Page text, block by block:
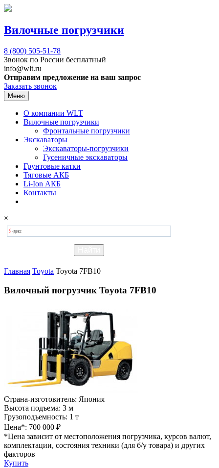
Вилочные погрузчики
8 (800) 505-51-78
Звонок по России бесплатный
info@wlt.ru
Отправим предложение на ваш запрос
Заказать звонок
Меню
О компании WLT
Вилочные погрузчики
Фронтальные погрузчики
Экскаваторы
Экскаваторы-погрузчики
Гусеничные экскаваторы
Грунтовые катки
Тяговые АКБ
Li-Ion АКБ
Контакты
×
Главная Toyota Toyota 7FB10
Вилочный погрузчик Toyota 7FB10
Страна-изготовитель: Япония
Высота подъема: 3 м
Грузоподъемность: 1 т
Цена*: 700 000 ₽
*Цена зависит от местоположения погрузчика, курсов валют,
комплектации, состояния техники (для б/у товара) и других
факторов
Купить